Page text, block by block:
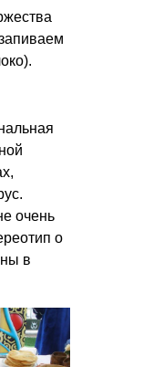
очень
о
в